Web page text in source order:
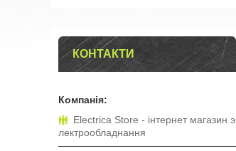
КОНТАКТИ
Electrica Store - інтернет магазин э
лектрообладнання